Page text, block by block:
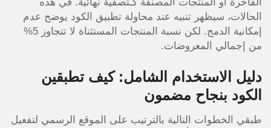
الحالات، سيظهر تنبيه عند محاولة تطبيق الكود يوضح عدم
إمكانية الدمج. لكن نسبة المنتجات المستثناة لا تتجاوز 5%
من إجمالي المعروضات.
دليل الاستخدام الشامل: كيف تطبقين
الكود بنجاح مضمون
طبقي الخطوات التالية بالترتيب على الموقع الرسمي لتفعيل